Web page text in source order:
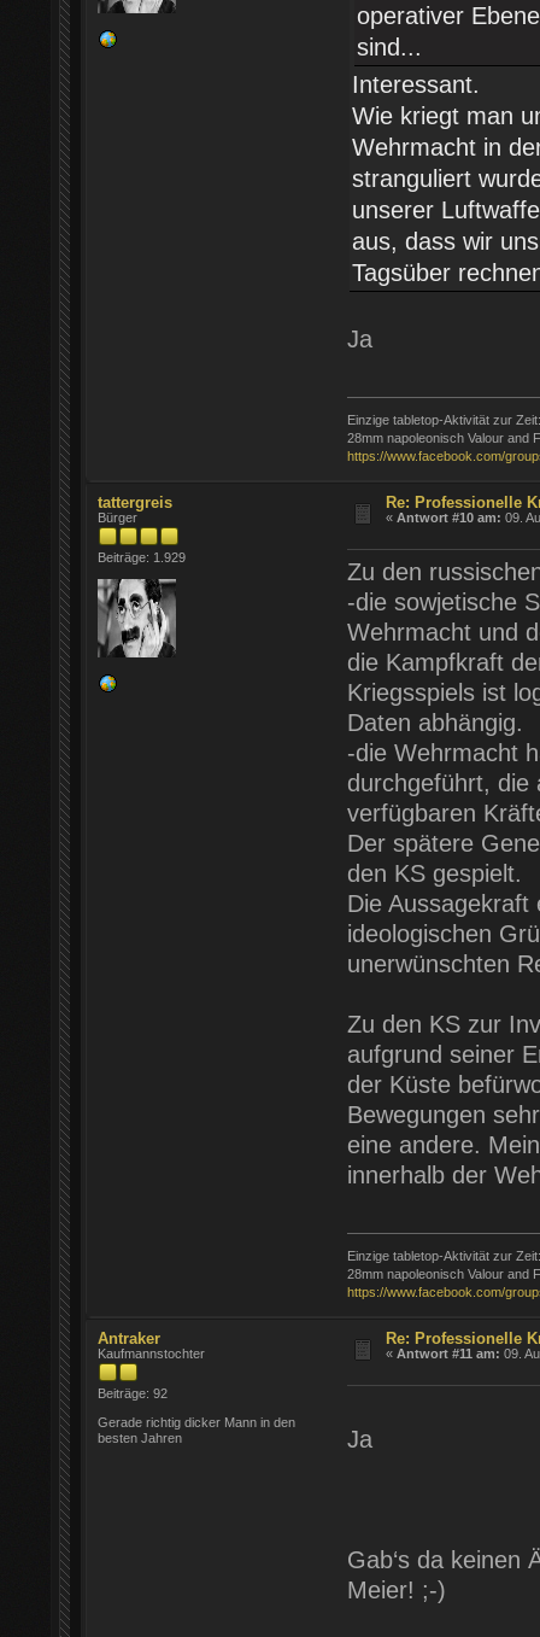
operativer
sind...
Interessant.
Wie kriegt man
Wehrmacht in
stranguliert
unserer
aus, dass wir
Tagsüber
Ja
Einzige tabletop-Aktivität zur Zeit:
28mm napoleonisch Valour and
https://www.facebook.com/
tattergreis
Bürger
Beiträge: 1.929
Re: Professionelle
«Antwort #10 am: 09.
Zu den
-die sowjetische
Wehrmacht und
die Kampfkraft
Kriegsspiels ist
Daten abhängig.
-die Wehrmacht
durchgeführt, die
verfügbaren
Der spätere
den KS gespielt.
Die Aussagekraft
ideologischen
unerwünschten
Zu den KS zur
aufgrund seiner
der Küste
Bewegungen
eine andere.
innerhalb der
Einzige tabletop-Aktivität zur Zeit:
28mm napoleonisch Valour and
https://www.facebook.com/
Antraker
Kaufmannstochter
Beiträge: 92
Gerade richtig dicker Mann in den
besten Jahren
Re: Professionelle
«Antwort #11 am: 09.
Ja
Gab‘s da keinen
Meier! ;-)